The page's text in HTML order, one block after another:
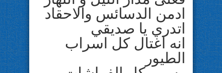
ادمن الدسائس والاحقاد
اتدري يا صديقي
انه اغتال كل اسراب
الطيور